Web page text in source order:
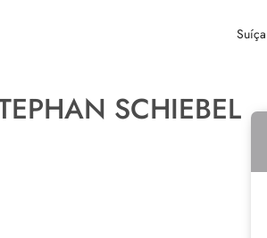
Suíça
SCHIEBEL